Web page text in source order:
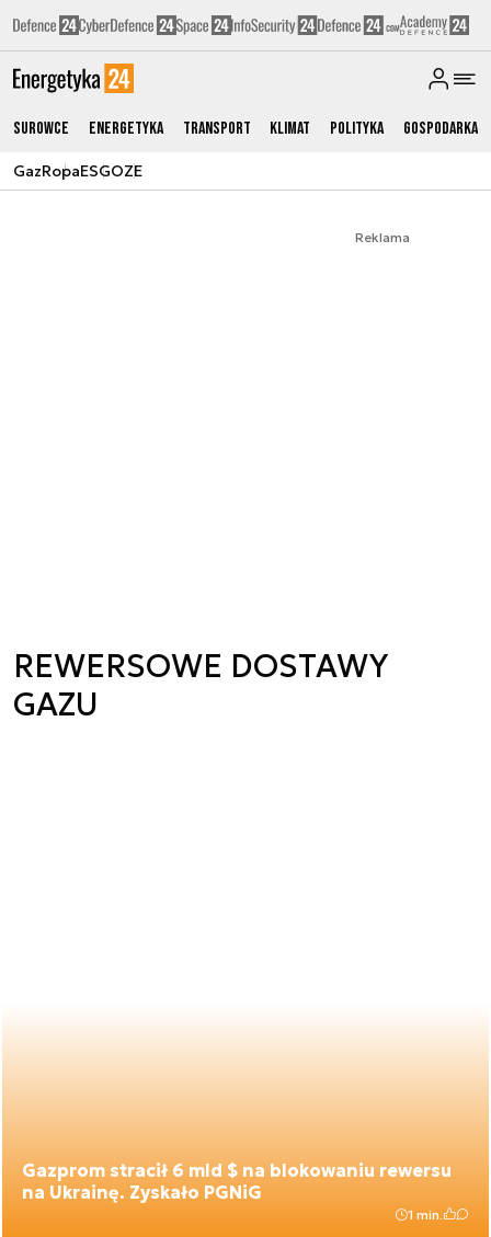
Surowce Energetyka Transport Klimat Polityka Gospodarka
GazRopaESGOZE
Reklama
REWERSOWE DOSTAWY
GAZU
Gazprom stracił 6 mld $ na blokowaniu rewersu
na Ukrainę. Zyskało PGNiG
1 min.